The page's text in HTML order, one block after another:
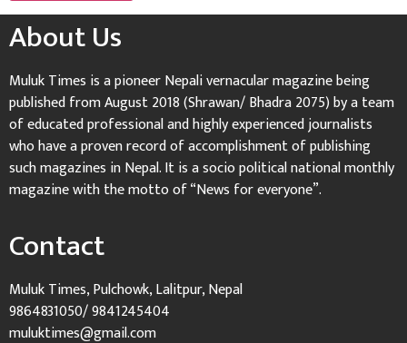
About Us
Muluk Times is a pioneer Nepali vernacular magazine being
published from August 2018 (Shrawan/ Bhadra 2075) by a team
of educated professional and highly experienced journalists
who have a proven record of accomplishment of publishing
such magazines in Nepal. It is a socio political national monthly
magazine with the motto of “News for everyone”.
Contact
Muluk Times, Pulchowk, Lalitpur, Nepal
9864831050/ 9841245404
muluktimes@gmail.com